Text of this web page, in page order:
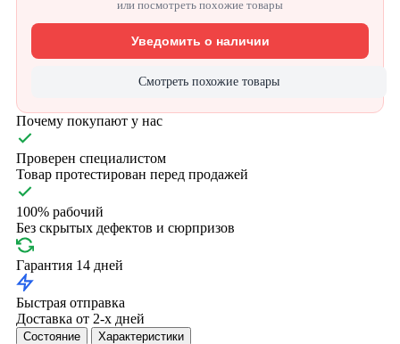
или посмотреть похожие товары
Уведомить о наличии
Смотреть похожие товары
Почему покупают у нас
Проверен специалистом
Товар протестирован перед продажей
100% рабочий
Без скрытых дефектов и сюрпризов
Гарантия 14 дней
Быстрая отправка
Доставка от 2-х дней
Состояние Характеристики